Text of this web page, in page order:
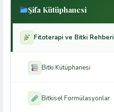
Şifa Kütüphanesi
Fitoterapi ve Bitki Rehberi
Bitki Kütüphanesi
Bitkisel Formülasyonlar